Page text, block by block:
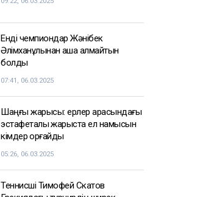
Енді чемпиондар Жәнібек
Әлімханұлынан қаша алмайтын
болды
07:41, 06.03.2025
Шаңғы жарысы: ерлер арасындағы
эстафеталық жарыста ел намысын
кімдер қорғайды
05:26, 06.03.2025
Теннисші Тимофей Скатов